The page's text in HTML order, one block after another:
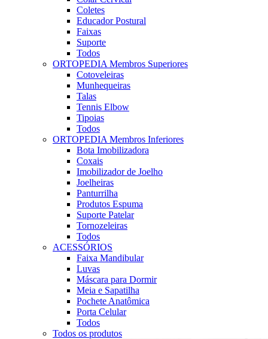
Coletes
Educador Postural
Faixas
Suporte
Todos
ORTOPEDIA Membros Superiores
Cotoveleiras
Munhequeiras
Talas
Tennis Elbow
Tipoias
Todos
ORTOPEDIA Membros Inferiores
Bota Imobilizadora
Coxais
Imobilizador de Joelho
Joelheiras
Panturrilha
Produtos Espuma
Suporte Patelar
Tornozeleiras
Todos
ACESSÓRIOS
Faixa Mandibular
Luvas
Máscara para Dormir
Meia e Sapatilha
Pochete Anatômica
Porta Celular
Todos
Todos os produtos